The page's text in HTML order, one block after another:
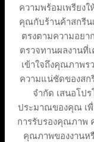
ความพร้อมเพรียง
คุณกับร้านค้าสกรีน
ตรงตามความอยา
ตรวจทานผลงานที่
เข้าใจถึงคุณภาพร
ความแน่ชัดของสก
จำกัด เสนอโป
ประมาณของคุณ เ
การรับรองคุณภาพ
คุณภาพของงานห